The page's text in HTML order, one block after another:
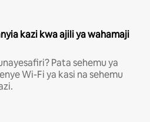
kazi kwa ajili ya wahamaji
Pata sehemu ya
Wi-Fi ya kasi na sehemu